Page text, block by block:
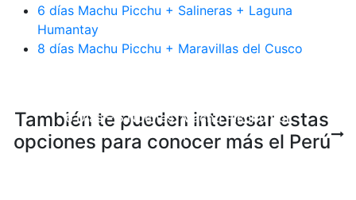
6 días Machu Picchu + Salineras + Laguna
Humantay
8 días Machu Picchu + Maravillas del Cusco
También te pueden interesar estas
opciones para conocer más el Perú
6 Días – 5 Noches: Machu Picchu Por
5 Días – 4 Noches: Machu Picchu y